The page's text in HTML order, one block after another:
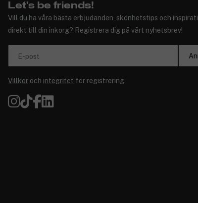
Let's be friends!
Vill du ha våra bästa erbjudanden, skönhetstips och
direkt till din inkorg? Registrera dig på vårt nyhetsbrev!
E-post
Villkor och integritet för registrering